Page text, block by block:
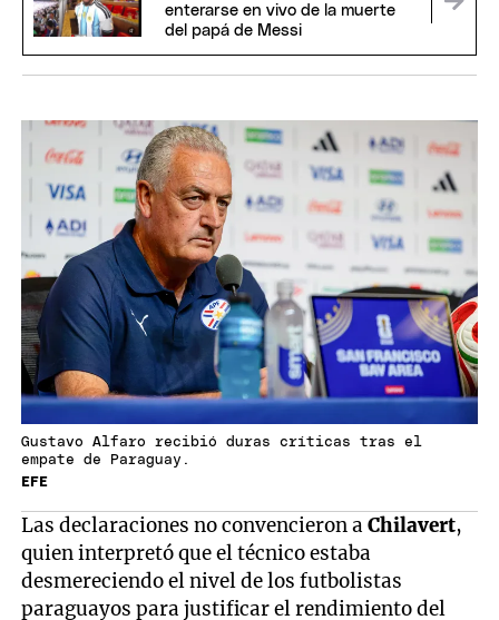
enterarse en vivo de la muerte
del papá de Messi
Gustavo Alfaro recibió duras críticas tras el
empate de Paraguay.
EFE
Las declaraciones no convencieron aChilavert,
quien interpretó que el técnico estaba
desmereciendo el nivel de los futbolistas
paraguayos para justificar el rendimiento del